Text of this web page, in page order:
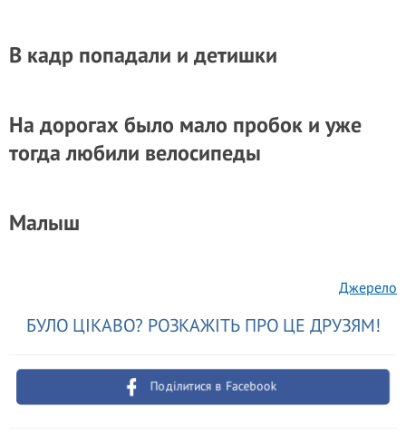
В кадр попадали и детишки
На дорогах было мало пробок и уже
тогда любили велосипеды
Малыш
Джерело
БУЛО ЦІКАВО? РОЗКАЖІТЬ ПРО ЦЕ ДРУЗЯМ!
Поділитися в Facebook